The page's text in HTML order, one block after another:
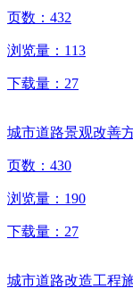
页数： 432
浏览量： 113
下载量： 27
城市道路景观改善
页数： 430
浏览量： 190
下载量： 27
城市道路改造工程